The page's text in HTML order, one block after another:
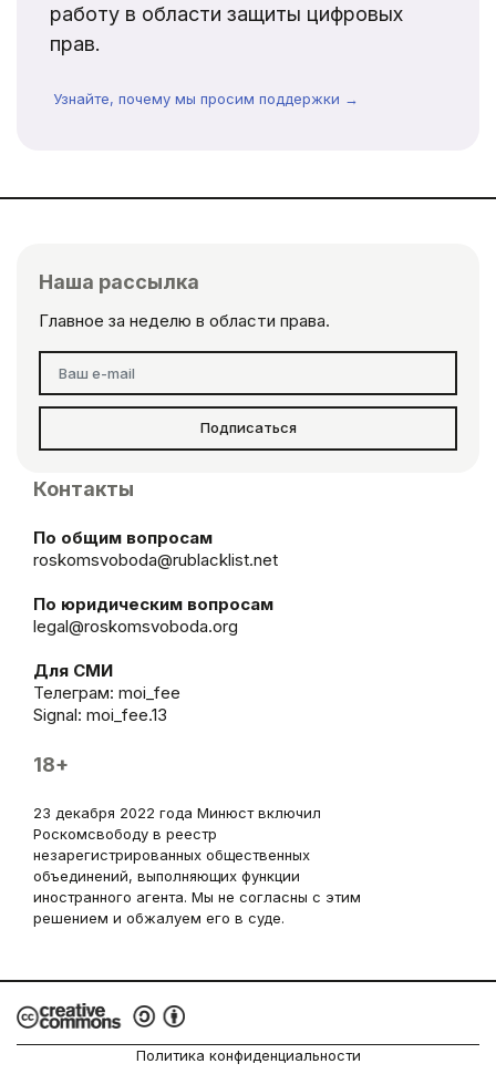
работу в области защиты цифровых
прав.
Узнайте, почему мы просим поддержки →
Наша рассылка
Главное за неделю в области права.
Подписаться
Контакты
По общим вопросам
roskomsvoboda@rublacklist.net
По юридическим вопросам
legal@roskomsvoboda.org
Для СМИ
Телеграм: moi_fee
Signal: moi_fee.13
18+
23 декабря 2022 года Минюст включил
Роскомсвободу в реестр
незарегистрированных общественных
объединений, выполняющих функции
иностранного агента. Мы не согласны с этим
решением и обжалуем его в суде.
Политика конфиденциальности